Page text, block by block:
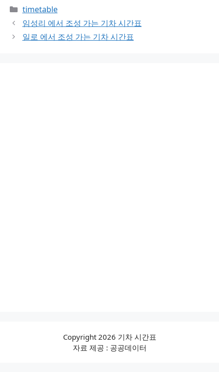
Categories
timetable
임성리 에서 조성 가는 기차 시간표
일로 에서 조성 가는 기차 시간표
Copyright 2026 기차 시간표
자료 제공 : 공공데이터